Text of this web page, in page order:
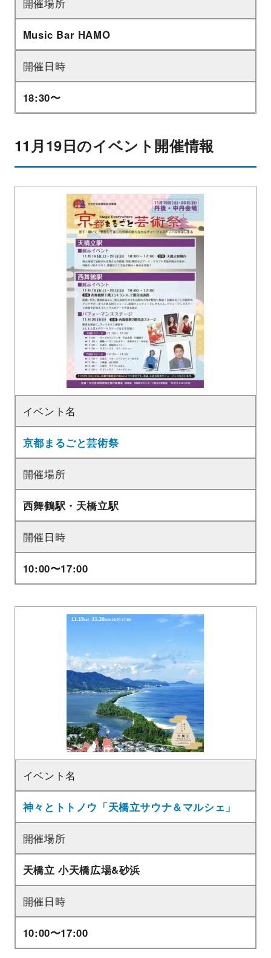
Music Bar HAMO
開催日時
18:30〜
11月19日のイベント開催情報
イベント名
京都まるごと芸術祭
開催場所
西舞鶴駅・天橋立駅
開催日時
10:00〜17:00
イベント名
神々とトトノウ「天橋立サウナ＆マルシェ」
開催場所
天橋立 小天橋広場&砂浜
開催日時
10:00〜17:00